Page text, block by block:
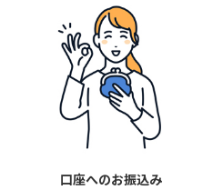
口座へのお振込み